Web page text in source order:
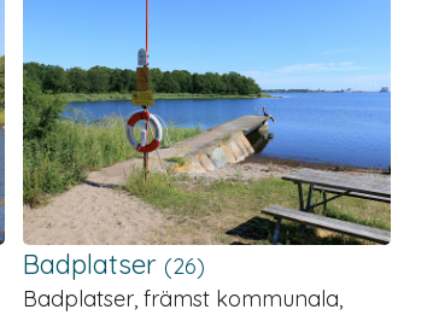
Badplatser(26)
Badplatser, främst kommunala,